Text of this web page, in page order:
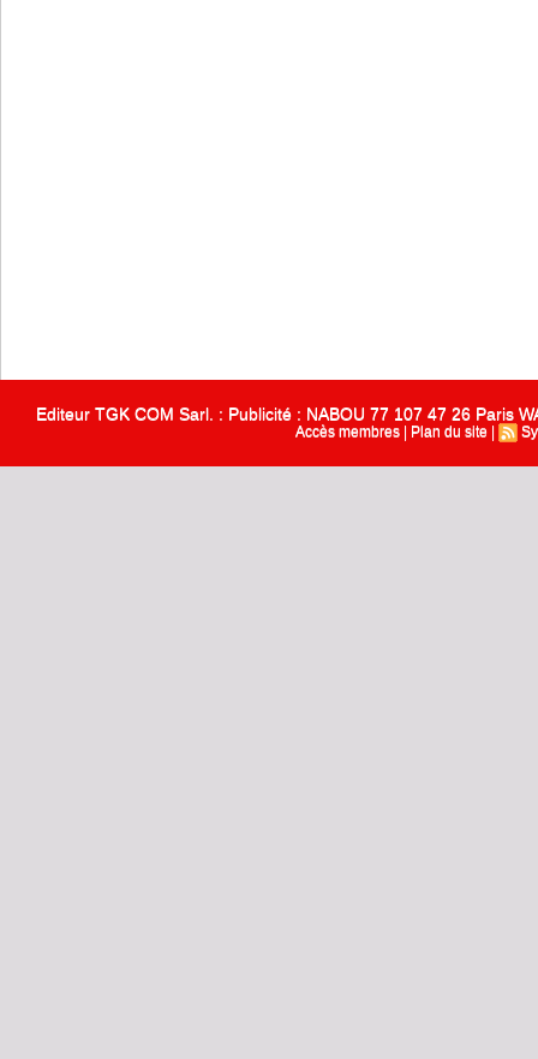
Editeur TGK COM Sarl. : Publicité : NABOU 77 107 47 26 Paris
Accès membres Plan du site